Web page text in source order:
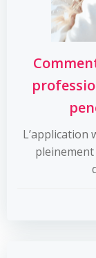
L’application